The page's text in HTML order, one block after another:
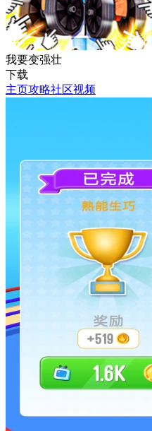
我要变强壮
下载
主页攻略社区视频